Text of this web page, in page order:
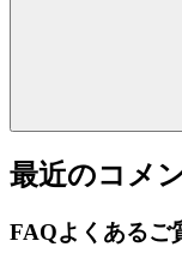
最近のコメ
FAQよくあるご